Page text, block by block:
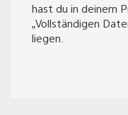
hast du in deinem
„Vollständigen
liegen.